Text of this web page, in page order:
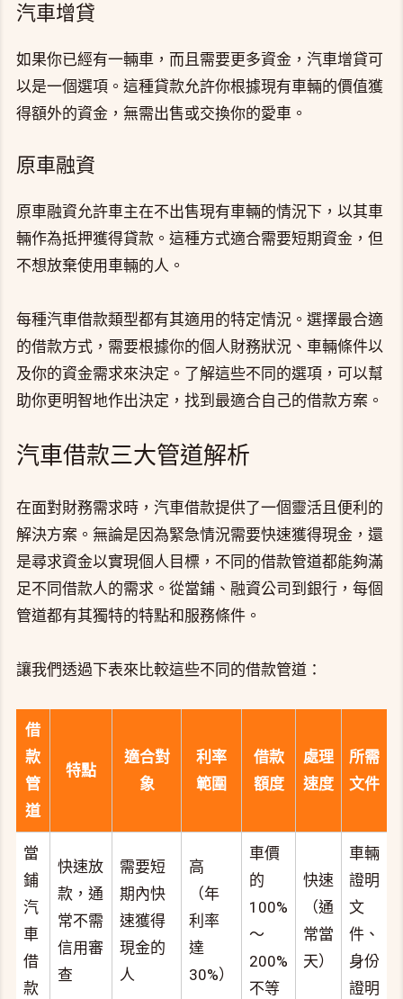
汽車增貸
如果你已經有一輛車，而且需要更多資金，汽車增貸可
以是一個選項。這種貸款允許你根據現有車輛的價值獲
得額外的資金，無需出售或交換你的愛車。
原車融資
原車融資允許車主在不出售現有車輛的情況下，以其車
輛作為抵押獲得貸款。這種方式適合需要短期資金，但
不想放棄使用車輛的人。
每種汽車借款類型都有其適用的特定情況。選擇最合適
的借款方式，需要根據你的個人財務狀況、車輛條件以
及你的資金需求來決定。了解這些不同的選項，可以幫
助你更明智地作出決定，找到最適合自己的借款方案。
汽車借款三大管道解析
在面對財務需求時，汽車借款提供了一個靈活且便利的
解決方案。無論是因為緊急情況需要快速獲得現金，還
是尋求資金以實現個人目標，不同的借款管道都能夠滿
足不同借款人的需求。從當鋪、融資公司到銀行，每個
管道都有其獨特的特點和服務條件。
讓我們透過下表來比較這些不同的借款管道：
借
款
管
道
特點
適合對
象
利率
範圍
借款
額度
處理
速度
所需
文件
當
鋪
汽
車
借
款
快速放
款，通
常不需
信用審
查
需要短
期內快
速獲得
現金的
人
高
（年
利率
達
30%）
車價
的
100%
～
200%
不等
快速
（通
常當
天）
車輛
證明
文
件、
身份
證明